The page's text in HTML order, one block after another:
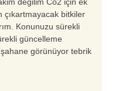
çıkartmayacak bitkiler
Konunuzu sürekli
güncelleme
şahane görünüyor tebrik